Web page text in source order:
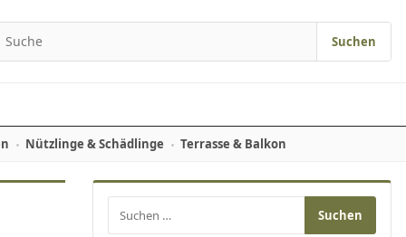
Search for: Suchen
Nützlinge & Schädlinge Terrasse & Balkon
Suchen nach: